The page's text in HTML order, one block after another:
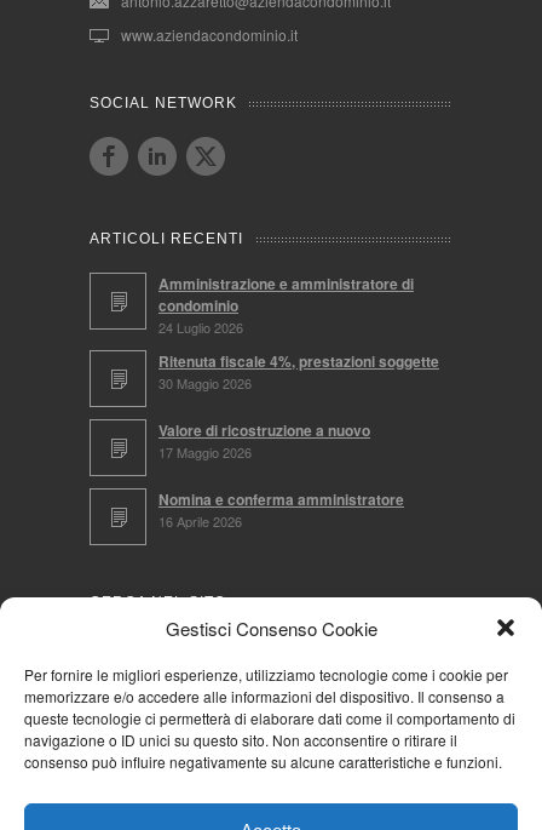
Gestisci Consenso Cookie
Per fornire le migliori esperienze, utilizziamo tecnologie come i cookie per
memorizzare e/o accedere alle informazioni del dispositivo. Il consenso a
queste tecnologie ci permetterà di elaborare dati come il comportamento di
navigazione o ID unici su questo sito. Non acconsentire o ritirare il
consenso può influire negativamente su alcune caratteristiche e funzioni.
www.aziendacondominio.it
SOCIAL NETWORK
ARTICOLI RECENTI
Amministrazione e amministratore di
condominio
24 Luglio 2026
Ritenuta fiscale 4%, prestazioni soggette
30 Maggio 2026
Valore di ricostruzione a nuovo
17 Maggio 2026
Nomina e conferma amministratore
16 Aprile 2026
CERCA NEL SITO
NAVIGA PER
Mappa completa
Cookie Policy (UE)